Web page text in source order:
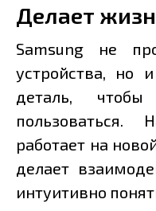
Делает
Samsung не
устройства, но
деталь,
пользоваться.
работает на
делает
интуитивно